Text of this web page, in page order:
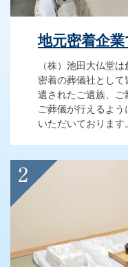
地元密着企
（株）池田大仏堂
密着の葬儀社として
遺されたご遺族、ご
ご葬儀が行えるよう
いただいております